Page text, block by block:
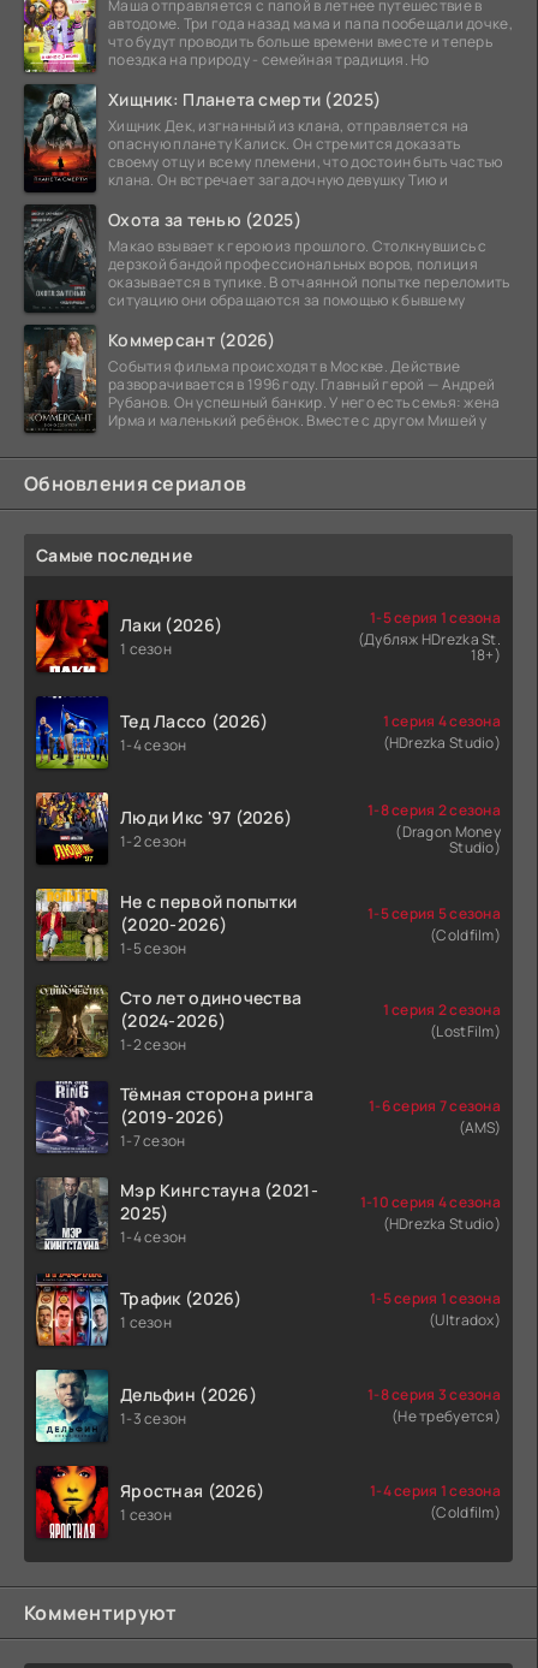
Маша отправляется с папой в летнее путешествие в
автодоме. Три года назад мама и папа пообещали дочке,
что будут проводить больше времени вместе и теперь
поездка на природу - семейная традиция. Но
Хищник: Планета смерти (2025)
Хищник Дек, изгнанный из клана, отправляется на
опасную планету Калиск. Он стремится доказать
своему отцу и всему племени, что достоин быть частью
клана. Он встречает загадочную девушку Тию и
Охота за тенью (2025)
Макао взывает к герою из прошлого. Столкнувшись с
дерзкой бандой профессиональных воров, полиция
оказывается в тупике. В отчаянной попытке переломить
ситуацию они обращаются за помощью к бывшему
Коммерсант (2026)
События фильма происходят в Москве. Действие
разворачивается в 1996 году. Главный герой — Андрей
Рубанов. Он успешный банкир. У него есть семья: жена
Ирма и маленький ребёнок. Вместе с другом Мишей у
Обновления сериалов
Самые последние
Лаки (2026)
1 сезон
1-5 серия 1 сезона
(Дубляж HDrezka St.
18+)
Тед Лассо (2026)
1-4 сезон
1 серия 4 сезона
(HDrezka Studio)
Люди Икс '97 (2026)
1-2 сезон
1-8 серия 2 сезона
(Dragon Money
Studio)
Не с первой попытки
(2020-2026)
1-5 сезон
1-5 серия 5 сезона
(Coldfilm)
Сто лет одиночества
(2024-2026)
1-2 сезон
1 серия 2 сезона
(LostFilm)
Тёмная сторона ринга
(2019-2026)
1-7 сезон
1-6 серия 7 сезона
(AMS)
Мэр Кингстауна (2021-
2025)
1-4 сезон
1-10 серия 4 сезона
(HDrezka Studio)
Трафик (2026)
1 сезон
1-5 серия 1 сезона
(Ultradox)
Дельфин (2026)
1-3 сезон
1-8 серия 3 сезона
(Не требуется)
Яростная (2026)
1 сезон
1-4 серия 1 сезона
(Coldfilm)
Комментируют